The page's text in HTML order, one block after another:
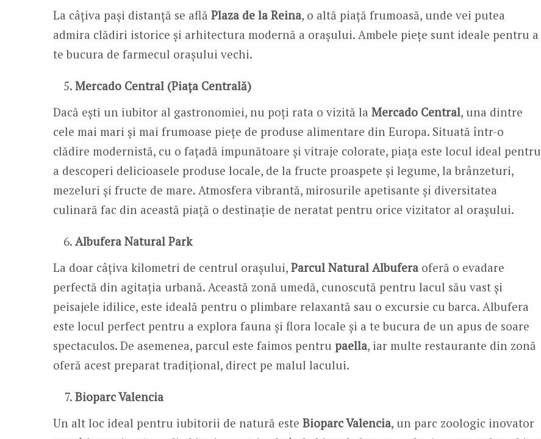
La câțiva pași distanță se află Plaza de la Reina, o altă piață frumoasă, unde vei putea
admira clădiri istorice și arhitectura modernă a orașului. Ambele piețe sunt ideale pentru a
te bucura de farmecul orașului vechi.
Mercado Central (Piața Centrală)
Dacă ești un iubitor al gastronomiei, nu poți rata o vizită la Mercado Central, una dintre
cele mai mari și mai frumoase piețe de produse alimentare din Europa. Situată într-o
clădire modernistă, cu o fațadă impunătoare și vitraje colorate, piața este locul ideal pentru
a descoperi delicioasele produse locale, de la fructe proaspete și legume, la brânzeturi,
mezeluri și fructe de mare. Atmosfera vibrantă, mirosurile apetisante și diversitatea
culinară fac din această piață o destinație de neratat pentru orice vizitator al orașului.
Albufera Natural Park
La doar câțiva kilometri de centrul orașului, Parcul Natural Albufera oferă o evadare
perfectă din agitația urbană. Această zonă umedă, cunoscută pentru lacul său vast și
peisajele idilice, este ideală pentru o plimbare relaxantă sau o excursie cu barca. Albufera
este locul perfect pentru a explora fauna și flora locale și a te bucura de un apus de soare
spectaculos. De asemenea, parcul este faimos pentru paella, iar multe restaurante din zonă
oferă acest preparat tradițional, direct pe malul lacului.
Bioparc Valencia
Un alt loc ideal pentru iubitorii de natură este Bioparc Valencia, un parc zoologic inovator